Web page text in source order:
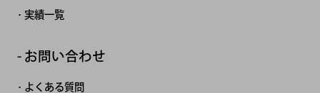
実績一覧
お問い合わせ
よくある質問